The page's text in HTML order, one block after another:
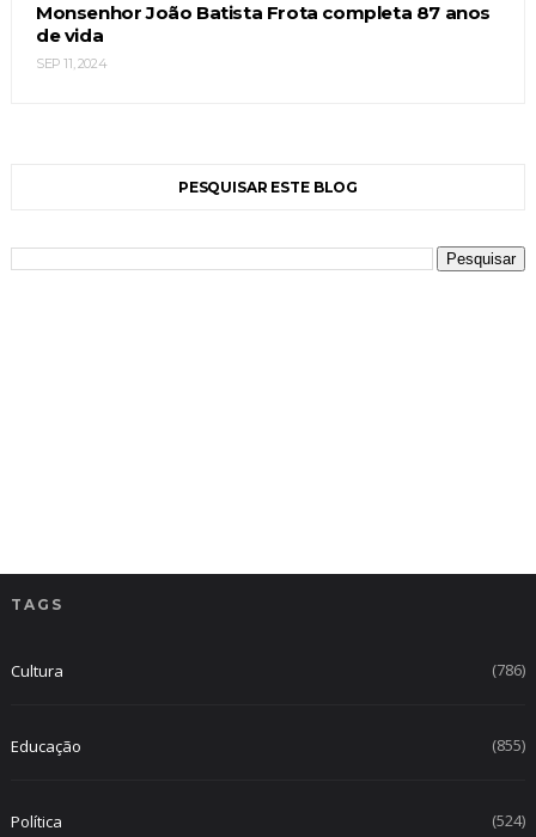
Monsenhor João Batista Frota completa 87 anos
de vida
SEP 11, 2024
PESQUISAR ESTE BLOG
TAGS
Cultura (786)
Educação (855)
Política (524)